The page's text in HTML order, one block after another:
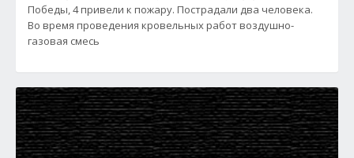
Победы, 4 привели к пожару. Пострадали два человека.
Во время проведения кровельных работ воздушно-
газовая смесь